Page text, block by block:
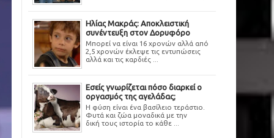
Ηλίας Μακράς: Αποκλειστική
συνέντευξη στον Δορυφόρο
Μπορεί να είναι 16 χρονών αλλά από
2,5 χρονών έκλεψε τις εντυπώσεις
αλλά και τις καρδιές ...
Εσείς γνωρίζεται πόσο διαρκεί ο
οργασμός της αγελάδας;
Η φύση είναι ένα βασίλειο τεράστιο.
Φυτά και ζώα μοναδικά με την
δική τους ιστορία το κάθε ...